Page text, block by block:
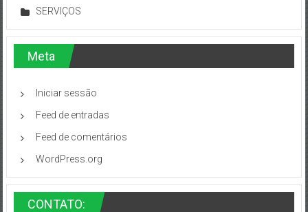
SERVIÇOS
Meta
Iniciar sessão
Feed de entradas
Feed de comentários
WordPress.org
CONTATO: